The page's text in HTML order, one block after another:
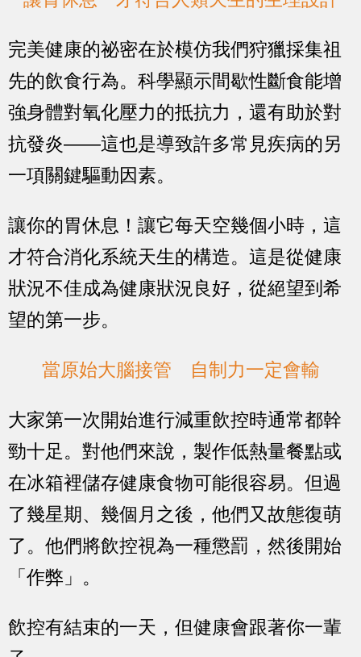
完美健康的祕密在於模仿我們狩獵採集祖
先的飲食行為。科學顯示間歇性斷食能增
強身體對氧化壓力的抵抗力，還有助於對
抗發炎——這也是導致許多常見疾病的另
一項關鍵驅動因素。
讓你的胃休息！讓它每天空幾個小時，這
才符合消化系統天生的構造。這是從健康
狀況不佳成為健康狀況良好，從絕望到希
望的第一步。
當原始大腦接管 自制力一定會輸
大家第一次開始進行減重飲控時通常都幹
勁十足。對他們來說，製作低熱量餐點或
在冰箱裡儲存健康食物可能很容易。但過
了幾星期、幾個月之後，他們又故態復萌
了。他們將飲控視為一種懲罰，然後開始
「作弊」。
飲控有結束的一天，但健康會跟著你一輩